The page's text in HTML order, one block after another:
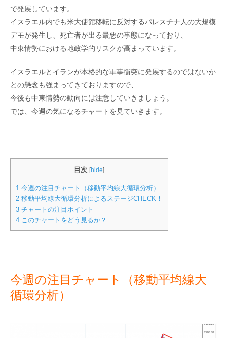
で発展しています。
イスラエル内でも米大使館移転に反対するパレスチナ人の大規模
デモが発生し、死亡者が出る最悪の事態になっており、
中東情勢における地政学的リスクが高まっています。
イスラエルとイランが本格的な軍事衝突に発展するのではないか
との懸念も強まってきておりますので、
今後も中東情勢の動向には注意していきましょう。
では、今週の気になるチャートを見ていきます。
目次 [hide]
1 今週の注目チャート（移動平均線大循環分析）
2 移動平均線大循環分析によるステージCHECK！
3 チャートの注目ポイント
4 このチャートをどう見るか？
今週の注目チャート（移動平均線大
循環分析）